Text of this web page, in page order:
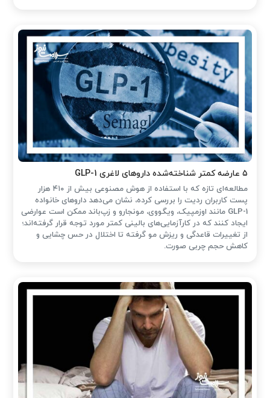
۵ عارضه کمتر شناخته‌شده داروهای لاغری GLP-1
مطالعه‌ای تازه که با استفاده از هوش مصنوعی بیش از ۴۱۰ هزار
پست کاربران ردیت را بررسی کرده، نشان می‌دهد داروهای خانواده
GLP-1 مانند اوزمپیک، ویگووی، مونجارو و زپ‌باند ممکن است عوارضی
ایجاد کنند که در کارآزمایی‌های بالینی کمتر مورد توجه قرار گرفته‌اند؛
از تغییرات قاعدگی و ریزش مو گرفته تا اختلال در حس چشایی و
کاهش حجم چربی صورت.